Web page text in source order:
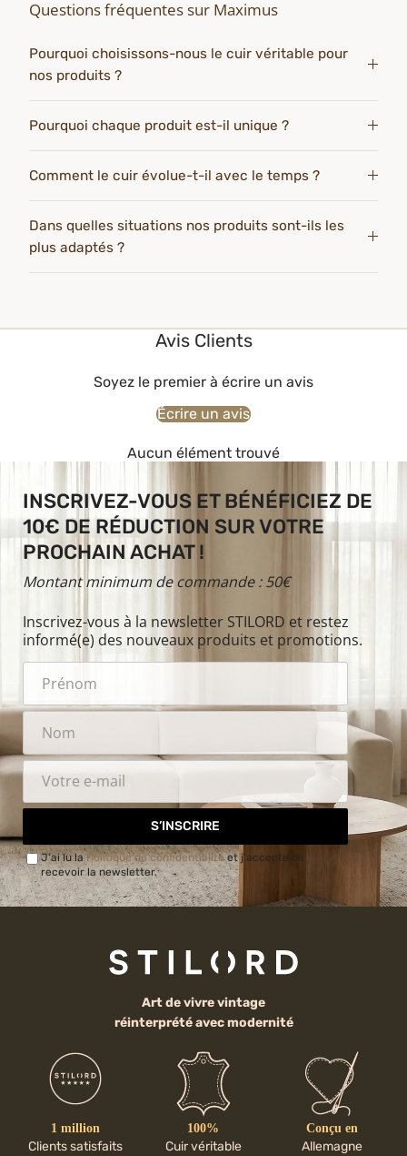
Questions fréquentes sur Maximus
Pourquoi choisissons-nous le cuir véritable pour
nos produits ?
Pourquoi chaque produit est-il unique ?
Comment le cuir évolue-t-il avec le temps ?
Dans quelles situations nos produits sont-ils les
plus adaptés ?
Avis Clients
Soyez le premier à écrire un avis
Écrire un avis
Aucun élément trouvé
INSCRIVEZ-VOUS ET BÉNÉFICIEZ DE
10€ DE RÉDUCTION SUR VOTRE
PROCHAIN ACHAT !
Montant minimum de commande : 50€
Inscrivez-vous à la newsletter STILORD et restez
informé(e) des nouveaux produits et promotions.
S’INSCRIRE
J'ai lu laPolitique de confidentialitéet j'accepte de
recevoir la newsletter.
Art de vivre vintage
réinterprété avec modernité
1 million
Clients satisfaits
100%
Cuir véritable
Conçu en
Allemagne